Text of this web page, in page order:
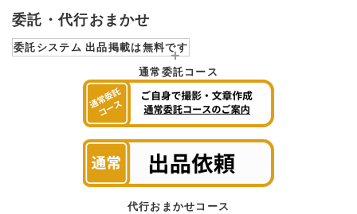
委託・代行おまかせ
委託システム 出品掲載は無料です
通常委託コース
代行おまかせコース